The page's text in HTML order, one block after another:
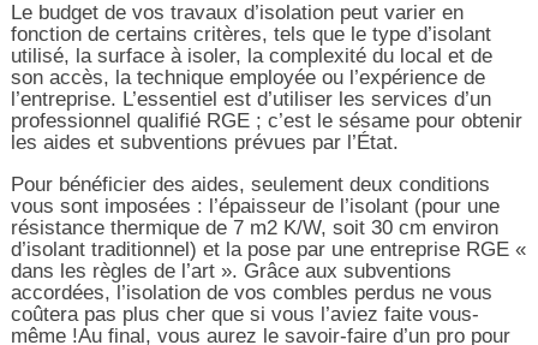
Le budget de vos travaux d’isolation peut varier en
fonction de certains critères, tels que le type d’isolant
utilisé, la surface à isoler, la complexité du local et de
son accès, la technique employée ou l’expérience de
l’entreprise. L’essentiel est d’utiliser les services d’un
professionnel qualifié RGE ; c’est le sésame pour obtenir
les aides et subventions prévues par l’État.
Pour bénéficier des aides, seulement deux conditions
vous sont imposées : l’épaisseur de l’isolant (pour une
résistance thermique de 7 m2 K/W, soit 30 cm environ
d’isolant traditionnel) et la pose par une entreprise RGE «
dans les règles de l’art ». Grâce aux subventions
accordées, l’isolation de vos combles perdus ne vous
coûtera pas plus cher que si vous l’aviez faite vous-
même !Au final, vous aurez le savoir-faire d’un pro pour